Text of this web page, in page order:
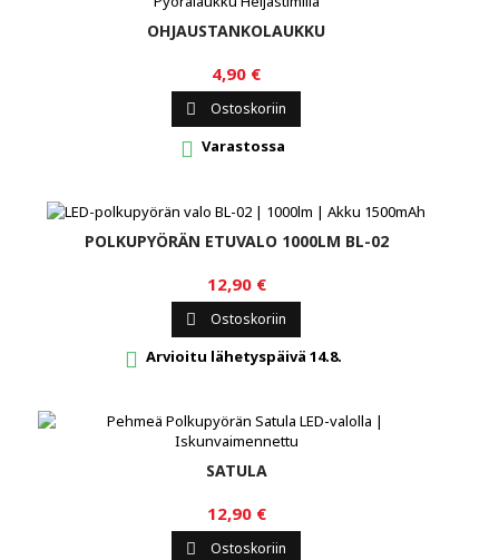
OHJAUSTANKOLAUKKU
4,90 €
 Ostoskoriin
 Varastossa
POLKUPYÖRÄN ETUVALO 1000LM BL-02
12,90 €
 Ostoskoriin
 Arvioitu lähetyspäivä 14.8.
SATULA
12,90 €
 Ostoskoriin